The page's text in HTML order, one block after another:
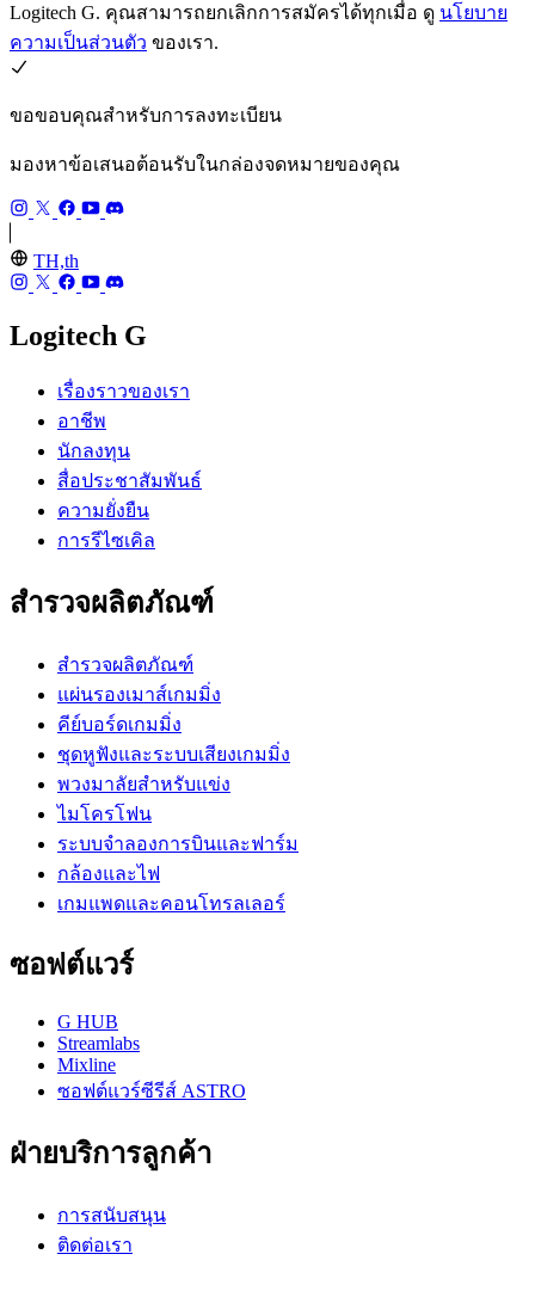
Logitech G. คุณสามารถยกเลิกการสมัครได้ทุกเมื่อ ดู นโยบาย
ความเป็นส่วนตัว ของเรา.
ขอขอบคุณสำหรับการลงทะเบียน
มองหาข้อเสนอต้อนรับในกล่องจดหมายของคุณ
TH,th
Logitech G
เรื่องราวของเรา
อาชีพ
นักลงทุน
สื่อประชาสัมพันธ์
ความยั่งยืน
การรีไซเคิล
สำรวจผลิตภัณฑ์
สำรวจผลิตภัณฑ์
แผ่นรองเมาส์เกมมิ่ง
คีย์บอร์ดเกมมิ่ง
ชุดหูฟังและระบบเสียงเกมมิ่ง
พวงมาลัยสำหรับแข่ง
ไมโครโฟน
ระบบจำลองการบินและฟาร์ม
กล้องและไฟ
เกมแพดและคอนโทรลเลอร์
ซอฟต์แวร์
G HUB
Streamlabs
Mixline
ซอฟต์แวร์ซีรีส์ ASTRO
ฝ่ายบริการลูกค้า
การสนับสนุน
ติดต่อเรา